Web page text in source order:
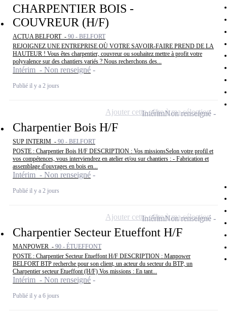
CHARPENTIER BOIS -
COUVREUR (H/F)
ACTUA BELFORT - 90 - BELFORT
REJOIGNEZ UNE ENTREPRISE OÙ VOTRE SAVOIR-FAIRE PREND DE LA
HAUTEUR ! Vous êtes charpentier, couvreur ou souhaitez mettre à profit votre
polyvalence sur des chantiers variés ? Nous recherchons des...
Intérim - Non renseigné
Publié il y a 2 jours
Charpentier Bois H/F
SUP INTERIM - 90 - BELFORT
POSTE : Charpentier Bois H/F DESCRIPTION : Vos missionsSelon votre profil et
vos compétences, vous interviendrez en atelier et/ou sur chantiers : - Fabrication et
assemblage d'ouvrages en bois en...
Intérim - Non renseigné
Publié il y a 2 jours
IntérimNon renseigné
Ajouter cette offre à ma sélection
Charpentier Secteur Etueffont H/F
MANPOWER - 90 - ÉTUEFFONT
POSTE : Charpentier Secteur Etueffont H/F DESCRIPTION : Manpower
BELFORT BTP recherche pour son client, un acteur du secteur du BTP, un
Charpentier secteur Etueffont (H/F) Vos missions : En tant...
Intérim - Non renseigné
Publié il y a 6 jours
IntérimNon renseigné
Ajouter cette offre à ma sélection